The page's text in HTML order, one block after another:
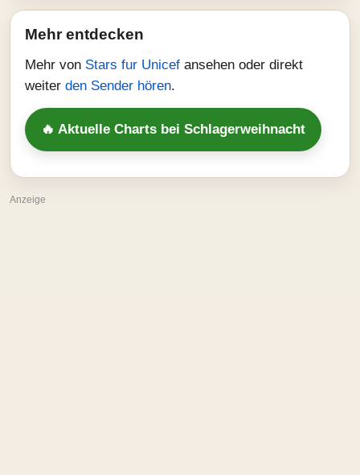
Mehr entdecken
Mehr von Stars fur Unicef ansehen oder direkt
weiter den Sender hören.
🔥 Aktuelle Charts bei Schlagerweihnacht
Anzeige